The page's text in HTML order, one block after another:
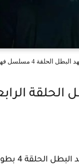
فهد البطل حلقة الرابعه .
مسلسل